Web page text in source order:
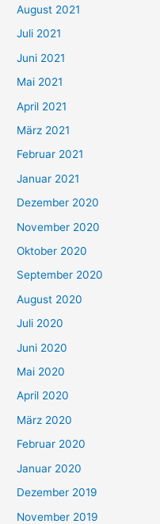
n
a
c
h
:
August 2021
Juli 2021
Juni 2021
Mai 2021
April 2021
März 2021
Februar 2021
Januar 2021
Dezember 2020
November 2020
Oktober 2020
September 2020
August 2020
Juli 2020
Juni 2020
Mai 2020
April 2020
März 2020
Februar 2020
Januar 2020
Dezember 2019
November 2019